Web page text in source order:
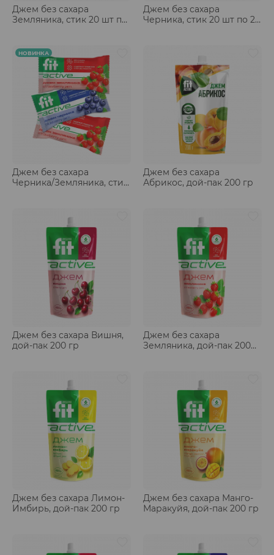
Джем без сахара
Земляника, стик 20 шт по
Джем без сахара
Черника, стик 20 шт по 20
НОВИНКА
Джем без сахара
Черника/Земляника, стик
Джем без сахара
Абрикос, дой-пак 200 гр
Джем без сахара Вишня,
дой-пак 200 гр
Джем без сахара
Земляника, дой-пак 200
Джем без сахара Лимон-
Имбирь, дой-пак 200 гр
Джем без сахара Манго-
Маракуйя, дой-пак 200 гр